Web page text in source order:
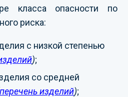
класса опасности по
риска:
с низкой степенью
);
со средней
перечень изделий);